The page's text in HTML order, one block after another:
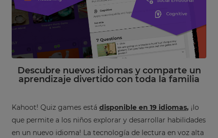
Descubre nuevos idiomas y comparte un
aprendizaje divertido con toda la familia
Kahoot! Quiz games está disponible en 19 idiomas, ¡lo
que permite a los niños explorar y desarrollar habilidades
en un nuevo idioma! La tecnología de lectura en voz alta